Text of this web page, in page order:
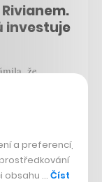
investuje
že
miliard
budou
vozy.
jedné
padesát
a preferencí,
obsahu … Číst